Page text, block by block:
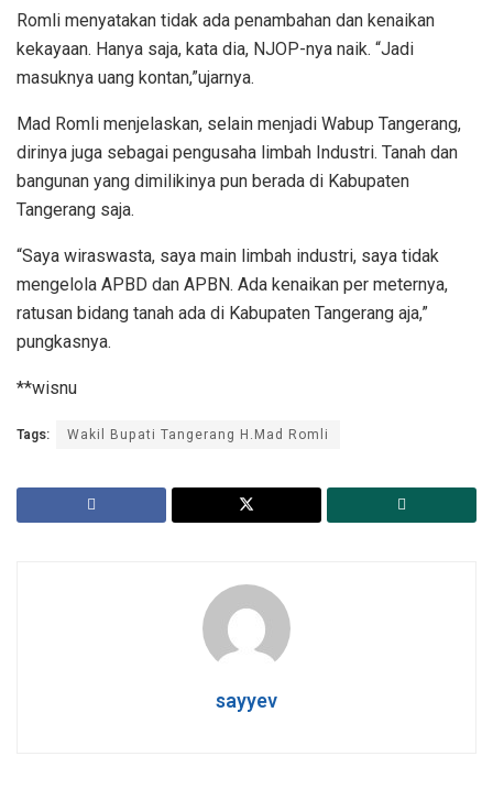
Romli menyatakan tidak ada penambahan dan kenaikan
kekayaan. Hanya saja, kata dia, NJOP-nya naik. “Jadi
masuknya uang kontan,”ujarnya.
Mad Romli menjelaskan, selain menjadi Wabup Tangerang,
dirinya juga sebagai pengusaha limbah Industri. Tanah dan
bangunan yang dimilikinya pun berada di Kabupaten
Tangerang saja.
“Saya wiraswasta, saya main limbah industri, saya tidak
mengelola APBD dan APBN. Ada kenaikan per meternya,
ratusan bidang tanah ada di Kabupaten Tangerang aja,”
pungkasnya.
**wisnu
Tags: Wakil Bupati Tangerang H.Mad Romli
sayyev